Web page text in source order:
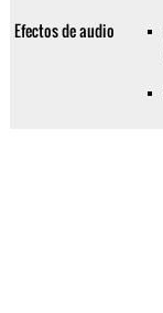
Efectos de audio